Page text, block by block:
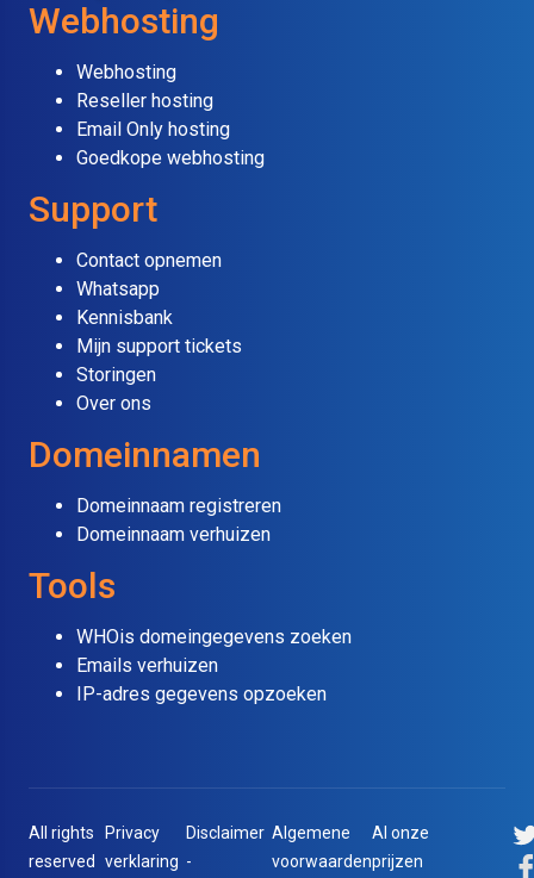
Webhosting
Webhosting
Reseller hosting
Email Only hosting
Goedkope webhosting
Support
Contact opnemen
Whatsapp
Kennisbank
Mijn support tickets
Storingen
Over ons
Domeinnamen
Domeinnaam registreren
Domeinnaam verhuizen
Tools
WHOis domeingegevens zoeken
Emails verhuizen
IP-adres gegevens opzoeken
All rights
reserved
Privacy
verklaring
Disclaimer
-
Algemene
voorwaarden
Al onze
prijzen